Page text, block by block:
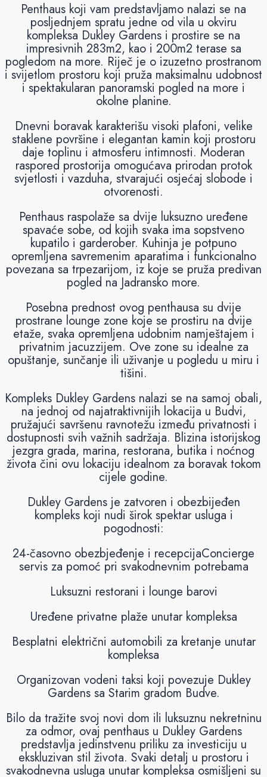
Penthaus koji vam predstavljamo nalazi se na
posljednjem spratu jedne od vila u okviru
kompleksa Dukley Gardens i prostire se na
impresivnih 283m2, kao i 200m2 terase sa
pogledom na more. Riječ je o izuzetno prostranom
i svijetlom prostoru koji pruža maksimalnu udobnost
i spektakularan panoramski pogled na more i
okolne planine.
Dnevni boravak karakterišu visoki plafoni, velike
staklene površine i elegantan kamin koji prostoru
daje toplinu i atmosferu intimnosti. Moderan
raspored prostorija omogućava prirodan protok
svjetlosti i vazduha, stvarajući osjećaj slobode i
otvorenosti.
Penthaus raspolaže sa dvije luksuzno uređene
spavaće sobe, od kojih svaka ima sopstveno
kupatilo i garderober. Kuhinja je potpuno
opremljena savremenim aparatima i funkcionalno
povezana sa trpezarijom, iz koje se pruža predivan
pogled na Jadransko more.
Posebna prednost ovog penthausa su dvije
prostrane lounge zone koje se prostiru na dvije
etaže, svaka opremljena udobnim namještajem i
privatnim jacuzzijem. Ove zone su idealne za
opuštanje, sunčanje ili uživanje u pogledu u miru i
tišini.
Kompleks Dukley Gardens nalazi se na samoj obali,
na jednoj od najatraktivnijih lokacija u Budvi,
pružajući savršenu ravnotežu između privatnosti i
dostupnosti svih važnih sadržaja. Blizina istorijskog
jezgra grada, marina, restorana, butika i noćnog
života čini ovu lokaciju idealnom za boravak tokom
cijele godine.
Dukley Gardens je zatvoren i obezbijeđen
kompleks koji nudi širok spektar usluga i
pogodnosti:
24-časovno obezbjeđenje i recepcijaConcierge
servis za pomoć pri svakodnevnim potrebama
Luksuzni restorani i lounge barovi
Uređene privatne plaže unutar kompleksa
Besplatni električni automobili za kretanje unutar
kompleksa
Organizovan vodeni taksi koji povezuje Dukley
Gardens sa Starim gradom Budve.
Bilo da tražite svoj novi dom ili luksuznu nekretninu
za odmor, ovaj penthaus u Dukley Gardens
predstavlja jedinstvenu priliku za investiciju u
ekskluzivan stil života. Svaki detalj u prostoru i
svakodnevna usluga unutar kompleksa osmišljeni su